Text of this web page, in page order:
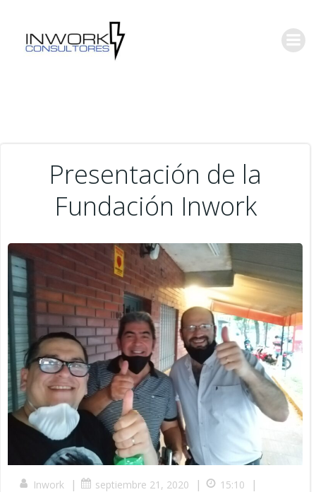
Presentación de la
Fundación Inwork
Inwork | septiembre 21, 2020 | 15:10 |